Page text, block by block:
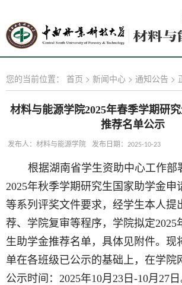
您的当前位置： 首页 > 新闻中心 > 通知公告 >
材料与能源学院2025年春季学期研
推荐名单公示
发布人：材料与能源学院 发布日期：2025-10-23
根据湖南省学生资助中心工作部
2025年秋季学期研究生国家助学金申
等系列评奖文件要求，经学生本人提
荐、学院复审等程序，学院拟定2025
生助学金推荐名单，具体见附件。现
单在各班级已公示的基础上，在学院
公示时间：2025年10月23日-10月27日